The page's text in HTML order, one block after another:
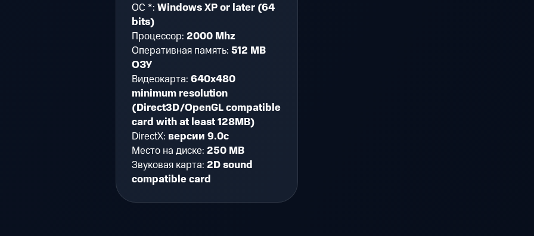
ОС *: Windows XP or later (64
bits)
Процессор: 2000 Mhz
Оперативная память: 512 MB
ОЗУ
Видеокарта: 640x480
minimum resolution
(Direct3D/OpenGL compatible
card with at least 128MB)
DirectX: версии 9.0c
Место на диске: 250 MB
Звуковая карта: 2D sound
compatible card